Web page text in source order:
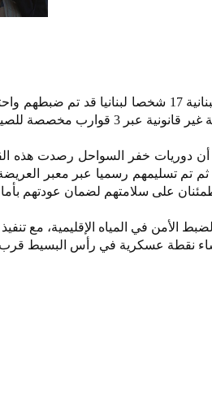
سلمت الحكومة السورية للسلطات اللبنانية 17
3 قوارب مخصصة للصيد.
دوريات خفر السواحل رصدت هذه
تم تسليمهم رسميا عبر معبر العريضة
على سلامتهم لضمان عودتهم
الأمن في المياه الإقليمية، مع
نقطة عسكرية في رأس البسيط قرب